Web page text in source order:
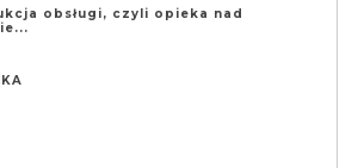
obsługi, czyli opieka nad